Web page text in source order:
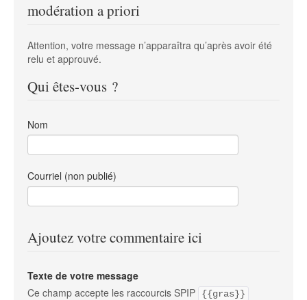
modération a priori
Attention, votre message n’apparaîtra qu’après avoir été
relu et approuvé.
Qui êtes-vous ?
Nom
Courriel (non publié)
Ajoutez votre commentaire ici
Texte de votre message
Ce champ accepte les raccourcis SPIP
{{gras}}